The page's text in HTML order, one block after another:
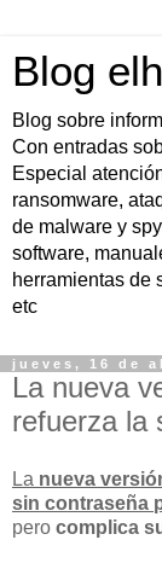
Blog
Blog sobre
Con entradas
Especial
ransomware,
de malware y
software,
herramientas de
etc
jueves, 16 de
La nueva
refuerza la
La nueva
sin contraseña
pero complica